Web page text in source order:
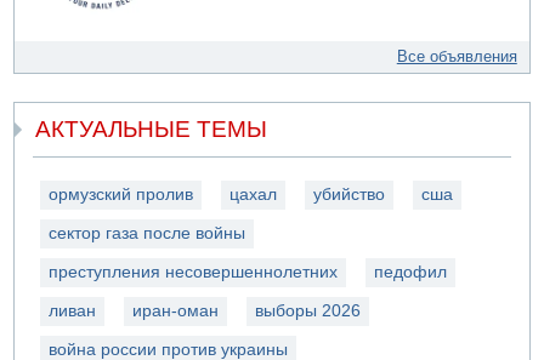
Все объявления
АКТУАЛЬНЫЕ ТЕМЫ
ормузский пролив цахал убийство сша
сектор газа после войны
преступления несовершеннолетних педофил
ливан иран-оман выборы 2026
война россии против украины